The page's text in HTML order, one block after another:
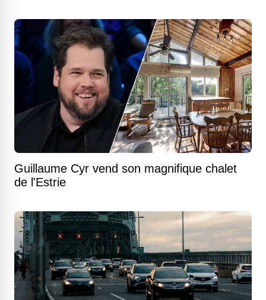
Guillaume Cyr vend son magnifique chalet
de l'Estrie